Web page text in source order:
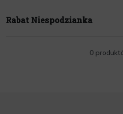
Rabat Niespodzianka
0